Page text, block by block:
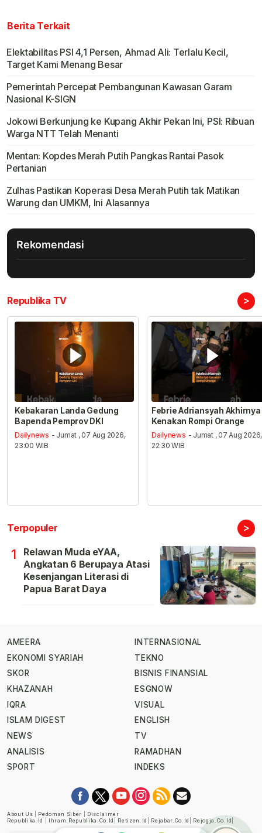
Berita Terkait
Elektabilitas PSI 4,1 Persen, Ahmad Ali: Terlalu Kecil,
Target Kami Menang Besar
Pemerintah Percepat Pembangunan Kawasan Garam
Nasional K-SIGN
Jokowi Berkunjung ke Kupang Akhir Pekan Ini, PSI: Ribuan
Warga NTT Telah Menanti
Mentan: Kopdes Merah Putih Pangkas Rantai Pasok
Pertanian
Zulhas Pastikan Koperasi Desa Merah Putih tak Matikan
Warung dan UMKM, Ini Alasannya
Rekomendasi
Republika TV >
Kebakaran Landa Gedung
Bapenda Pemprov DKI
Dailynews - Jumat , 07 Aug 2026,
23:00 WIB
Febrie Adriansyah Akhirnya
Kenakan Rompi Orange
Dailynews - Jumat , 07 Aug 2026,
22:30 WIB
Terpopuler >
1
Relawan Muda eYAA,
Angkatan 6 Berupaya Atasi
Kesenjangan Literasi di
Papua Barat Daya
AMEERA
EKONOMI SYARIAH
SKOR
KHAZANAH
IQRA
ISLAM DIGEST
NEWS
ANALISIS
SPORT
INTERNASIONAL
TEKNO
BISNIS FINANSIAL
ESGNOW
VISUAL
ENGLISH
TV
RAMADHAN
INDEKS
About Us Pedoman Siber
Disclaimer
Republika.id
Ihram.republika.co.id Retizen.id Rejabar.co.id Rejogja.co.id